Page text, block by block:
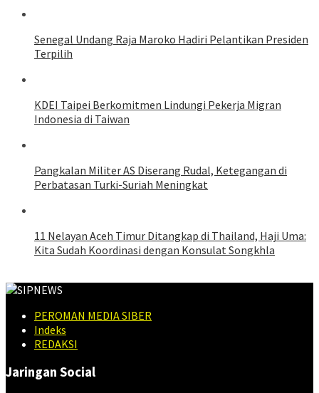
Senegal Undang Raja Maroko Hadiri Pelantikan Presiden
Terpilih
KDEI Taipei Berkomitmen Lindungi Pekerja Migran
Indonesia di Taiwan
Pangkalan Militer AS Diserang Rudal, Ketegangan di
Perbatasan Turki-Suriah Meningkat
11 Nelayan Aceh Timur Ditangkap di Thailand, Haji Uma:
Kita Sudah Koordinasi dengan Konsulat Songkhla
PEROMAN MEDIA SIBER
Indeks
REDAKSI
Jaringan Social